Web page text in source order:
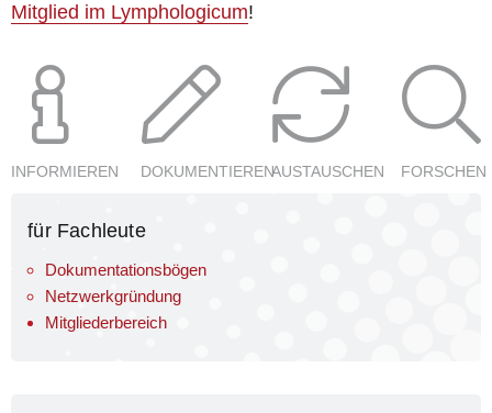
Mitglied im Lymphologicum!
INFORMIEREN DOKUMENTIERENAUSTAUSCHEN FORSCHEN
für Fachleute
Dokumentationsbögen
Netzwerkgründung
Mitgliederbereich